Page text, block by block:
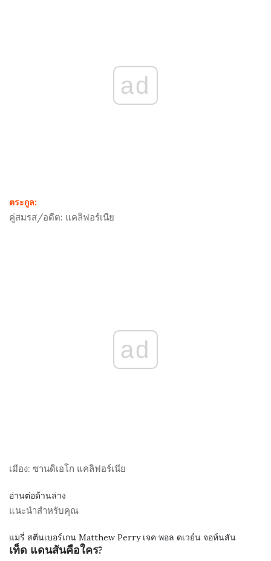
ad
ตระกูล:
คู่สมรส/อดีต: แคลิฟอร์เนีย
ad
เมือง: ซานดิเอโก แคลิฟอร์เนีย
อ่านต่อด้านล่าง
แนะนำสำหรับคุณ
แมรี่ สตีนเบอร์เกน Matthew Perry เจค พอล ดเวย์น จอห์นสัน
เท็ด แดนสันคือใคร?